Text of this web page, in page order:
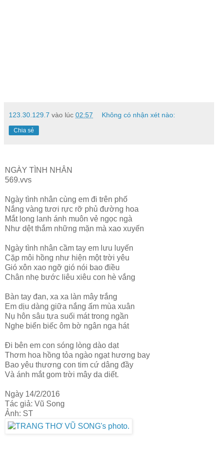
123.30.129.7 vào lúc 02:57 Không có nhận xét nào:
Chia sẻ
NGÀY TÌNH NHÂN
569.vvs
Ngày tình nhân cùng em đi trên phố
Nắng vàng tươi rực rỡ phủ đường hoa
Mắt long lanh ánh muôn vẻ ngọc ngà
Như dệt thắm những mặn mà xao xuyến
Ngày tình nhân cầm tay em lưu luyến
Cặp môi hồng như hiện một trời yêu
Gió xôn xao ngỡ gió nói bao điều
Chân nhẹ bước liêu xiêu con hè vắng
Bàn tay đan, xa xa làn mây trắng
Em dịu dàng giữa nắng ấm mùa xuân
Nụ hôn sâu tựa suối mát trong ngần
Nghe biển biếc ôm bờ ngân nga hát
Đi bên em con sóng lòng dào dạt
Thơm hoa hồng tỏa ngào ngạt hương bay
Bao yêu thương con tim cứ dâng đầy
Và ánh mắt gom trời mây da diết.
Ngày 14/2/2016
Tác giả: Vũ Song
Ảnh: ST